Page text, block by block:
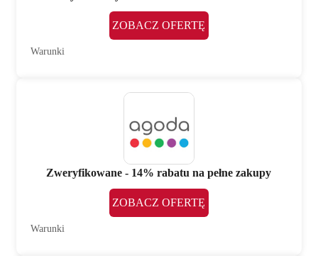
ZOBACZ OFERTĘ
Warunki
Zweryfikowane - 14% rabatu na pełne zakupy
ZOBACZ OFERTĘ
Warunki